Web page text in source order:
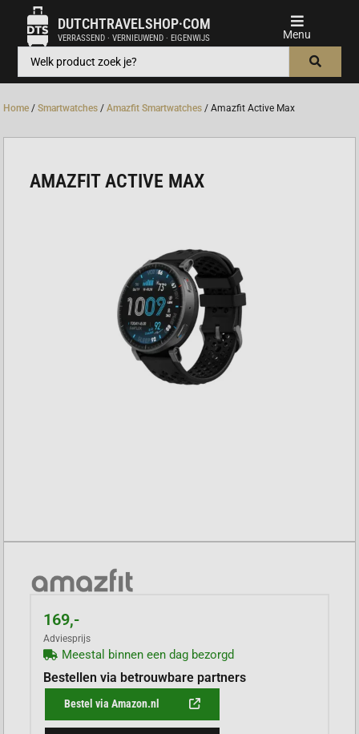
DUTCHTRAVELSHOP·COM
VERRASSEND · VERNIEUWEND · EIGENWIJS
Home /Smartwatches /Amazfit Smartwatches / Amazfit Active Max
AMAZFIT ACTIVE MAX
169,-
Adviesprijs
Meestal binnen een dag bezorgd
Bestellen via betrouwbare partners
Bestel via Amazon.nl